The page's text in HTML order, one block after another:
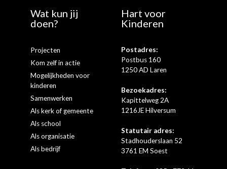
Wat kun jij
doen?
Projecten
Kom zelf in actie
Mogelijkheden voor
kinderen
Samenwerken
Als kerk of gemeente
Als school
Als organisatie
Als bedrijf
Hart voor
Kinderen
Postadres:
Postbus 160
1250 AD Laren
Bezoekadres:
Kapittelweg 2A
1216JE Hilversum
Statutair adres:
Stadhouderslaan 52
3761 EM Soest